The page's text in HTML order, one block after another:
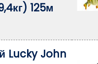
125м
Lucky John